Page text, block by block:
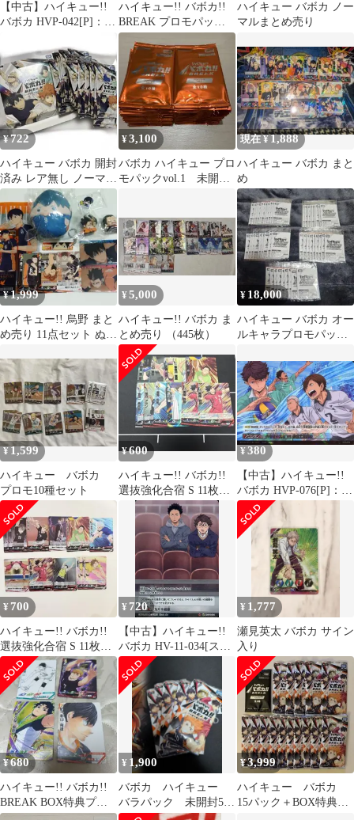
【中古】ハイキュー!!
バボカ HVP-042[P]：遠
ハイキュー!! バボカ!!
BREAK プロモパック 4
パックセット
ハイキュー バボカ ノー
マルまとめ売り
¥722
ハイキュー バボカ 開封
済み レア無し ノーマル
のみ 18パック まとめ売
り
¥3,100
バボカ ハイキュー プロ
モパックvol.1 未開
現在 ¥1,888
ハイキュー バボカ まと
め
¥1,999
ハイキュー!! 烏野 まと
め売り 11点セット ぬい
¥5,000
ハイキュー!! バボカ ま
とめ売り （445枚）
¥ 18,000
ハイキュー バボカ オー
ルキャラプロモパック
¥1,599
ハイキュー バボカ
プロモ10種セット
¥600
ハイキュー!! バボカ!!
選抜強化合宿 S 11枚セ
ット
¥380
【中古】ハイキュー!!
バボカ HVP-076[P]：青
葉城西高校VS伊達工業
高校
¥ 700
ハイキュー!! バボカ!!
選抜強化合宿 S 11枚セ
ット
¥ 720
【中古】ハイキュー!!
バボカ HV-11-034[スー
パーバボ]：及川＆岩泉
¥ 1,777
瀬見英太 バボカ サイン
入り
¥680
ハイキュー!! バボカ!!
BREAK BOX特典プロ
モパック
¥ 1,900
バボカ ハイキュー
バラパック 未開封5パ
ックセット
¥3,999
ハイキュー バボカ
15パック＋BOX特典プ